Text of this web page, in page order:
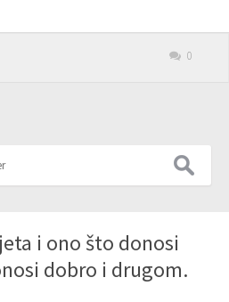
0
i ono što donosi
dobro i drugom.